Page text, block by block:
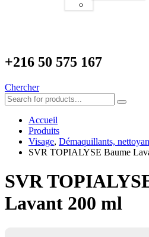
+216 50 575 167
Chercher
Accueil
Produits
Visage, Démaquillants,
SVR TOPIALYSE Baume
SVR
Lavant 200 ml